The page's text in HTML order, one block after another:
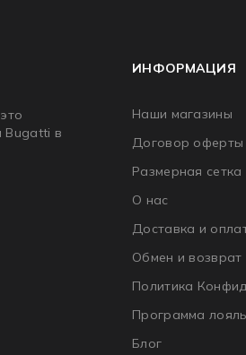
Bugatti в
ИНФОРМАЦИЯ
Наши магазины
Договор оферты
Размерная сетка
О нас
Доставка и
Обмен и возврат
Политика
Программа
Блог